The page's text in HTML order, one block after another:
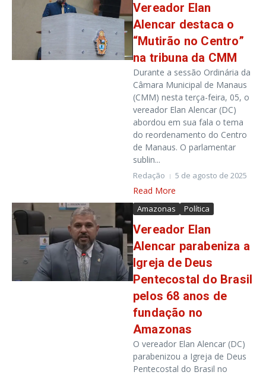
Vereador Elan
Alencar destaca o
“Mutirão no Centro”
na tribuna da CMM
Durante a sessão Ordinária da
Câmara Municipal de Manaus
(CMM) nesta terça-feira, 05, o
vereador Elan Alencar (DC)
abordou em sua fala o tema
do reordenamento do Centro
de Manaus. O parlamentar
sublin...
Redação 5 de agosto de 2025
Read More
Amazonas Política
Vereador Elan
Alencar parabeniza a
Igreja de Deus
Pentecostal do Brasil
pelos 68 anos de
fundação no
Amazonas
O vereador Elan Alencar (DC)
parabenizou a Igreja de Deus
Pentecostal do Brasil no